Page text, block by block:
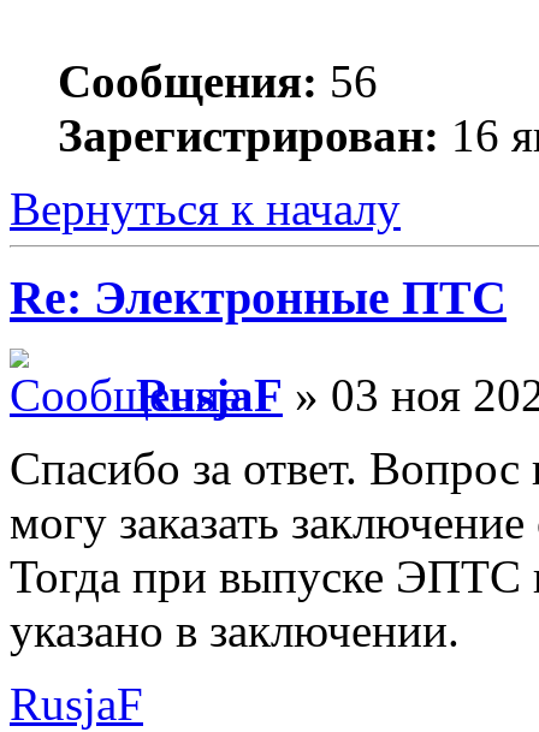
Сообщения: 56
Зарегистрирован: 16
Вернуться к началу
Re: Электронные ПТС
RusjaF » 03 ноя
Спасибо за ответ.
могу заказать
Тогда при выпуске ЭПТС
указано в заключении.
RusjaF